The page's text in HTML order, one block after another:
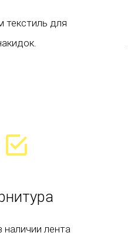
текстиль для
наличии лента